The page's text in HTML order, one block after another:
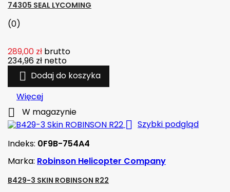
74305 SEAL LYCOMING
(0)
289,00 zł brutto
234,96 zł netto
 Dodaj do koszyka
Więcej
 W magazynie
 Szybki podgląd
Indeks: 0F9B-754A4
Marka: Robinson Helicopter Company
B429-3 SKIN ROBINSON R22